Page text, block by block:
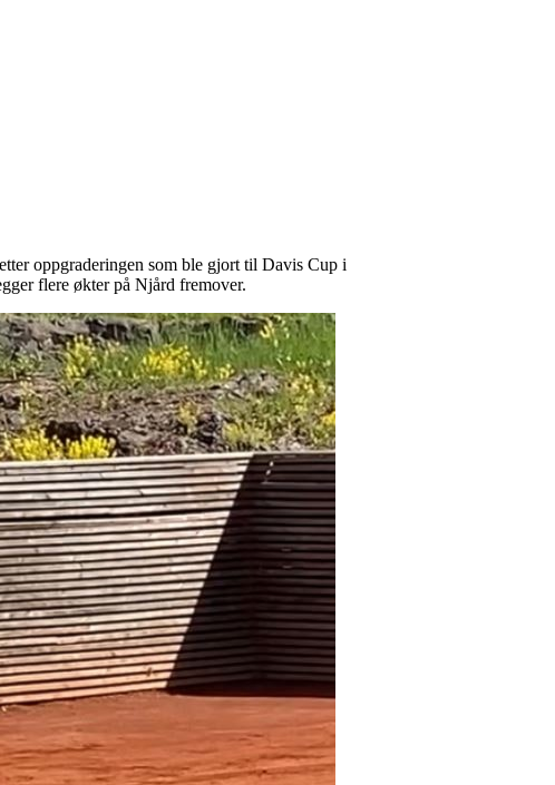
oppgraderingen som ble gjort til Davis Cup i
flere økter på Njård fremover.